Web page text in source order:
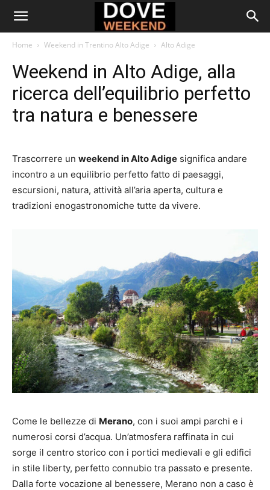
Home Weekend in Trentino Alto Adige Alto Adige
Weekend in Alto Adige, alla
ricerca dell’equilibrio perfetto
tra natura e benessere
Trascorrere un weekend in Alto Adige significa andare
incontro a un equilibrio perfetto fatto di paesaggi,
escursioni, natura, attività all’aria aperta, cultura e
tradizioni enogastronomiche tutte da vivere.
Come le bellezze di Merano, con i suoi ampi parchi e i
numerosi corsi d’acqua. Un’atmosfera raffinata in cui
sorge il centro storico con i portici medievali e gli edifici
in stile liberty, perfetto connubio tra passato e presente.
Dalla forte vocazione al benessere, Merano non a caso è